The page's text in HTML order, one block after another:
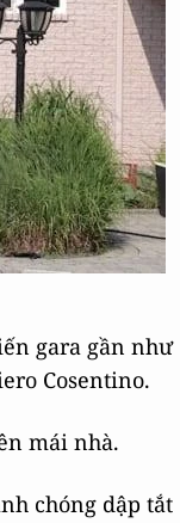
gara gần như
Cosentino.
mái nhà.
chóng dập tắt